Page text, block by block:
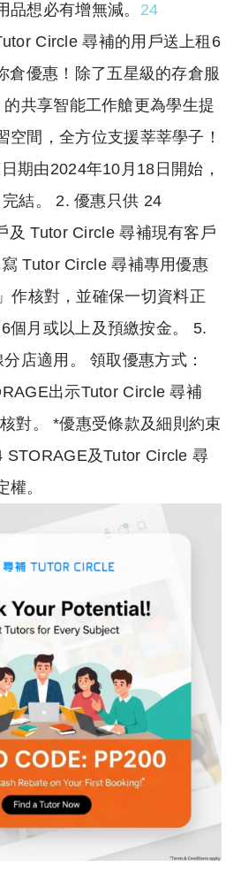
品想必有增無減。 24
Circle 尋補的用戶送上租6
倉優惠！除了五星級的存倉服
共享智能工作艙更為學生提
空間，全方位支援莘莘學子！
期由2024年10月18日開始，
結。 2. 優惠只供 24
及 Tutor Circle 尋補現有客戶
Tutor Circle 尋補專用優惠
作核對，並確保一切資料正
個月或以上及預繳按金。 5.
店適用。 領取優惠方式：
出示Tutor Circle 尋補
對。 *優惠受條款及細則約束
STORAGE及Tutor Circle 尋
權。